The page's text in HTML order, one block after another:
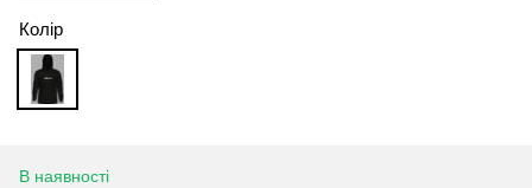
Колір
В наявності